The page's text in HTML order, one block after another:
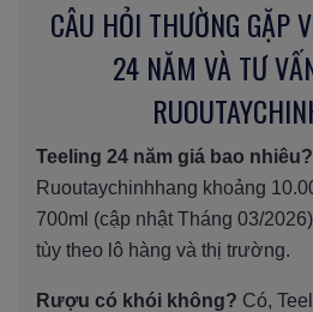
CÂU HỎI THƯỜNG GẶP
24 NĂM VÀ TƯ
Teeling 24 năm giá bao nhiêu?
Ruoutaychinhhang khoảng
700ml (cập nhật Tháng 03/
tùy theo lô hàng và thị trường.
Rượu có khói không? Có,